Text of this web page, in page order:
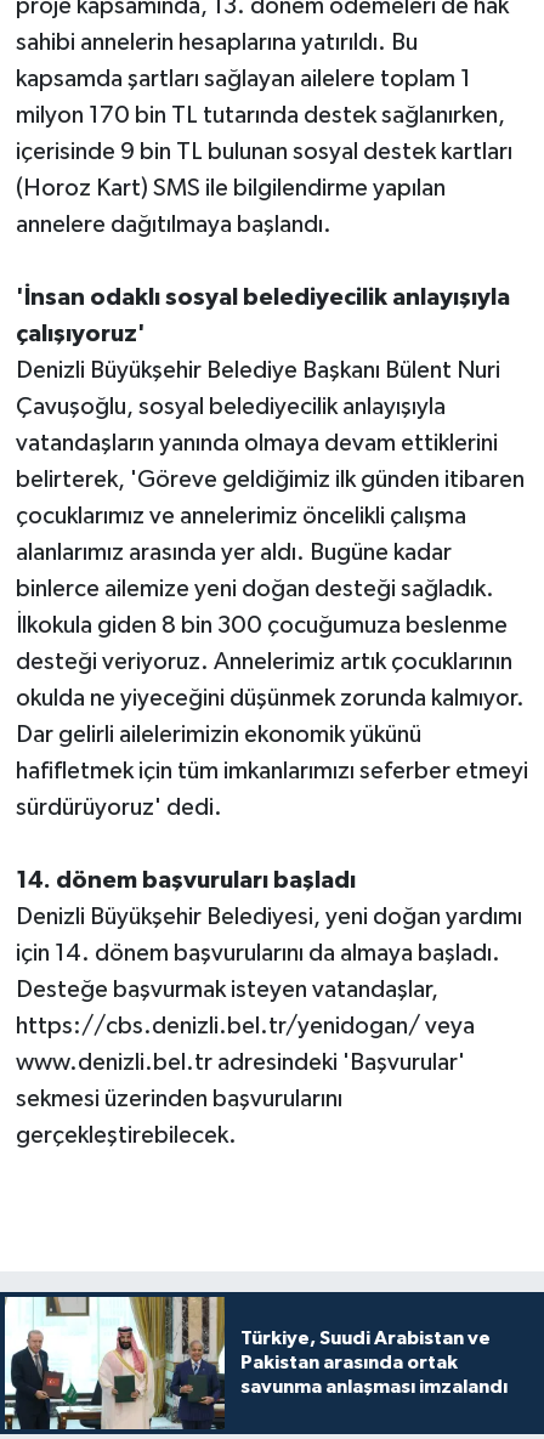
proje kapsamında, 13. dönem ödemeleri de hak
sahibi annelerin hesaplarına yatırıldı. Bu
kapsamda şartları sağlayan ailelere toplam 1
milyon 170 bin TL tutarında destek sağlanırken,
içerisinde 9 bin TL bulunan sosyal destek kartları
(Horoz Kart) SMS ile bilgilendirme yapılan
annelere dağıtılmaya başlandı.
'İnsan odaklı sosyal belediyecilik anlayışıyla
çalışıyoruz'
Denizli Büyükşehir Belediye Başkanı Bülent Nuri
Çavuşoğlu, sosyal belediyecilik anlayışıyla
vatandaşların yanında olmaya devam ettiklerini
belirterek, 'Göreve geldiğimiz ilk günden itibaren
çocuklarımız ve annelerimiz öncelikli çalışma
alanlarımız arasında yer aldı. Bugüne kadar
binlerce ailemize yeni doğan desteği sağladık.
İlkokula giden 8 bin 300 çocuğumuza beslenme
desteği veriyoruz. Annelerimiz artık çocuklarının
okulda ne yiyeceğini düşünmek zorunda kalmıyor.
Dar gelirli ailelerimizin ekonomik yükünü
hafifletmek için tüm imkanlarımızı seferber etmeyi
sürdürüyoruz' dedi.
14. dönem başvuruları başladı
Denizli Büyükşehir Belediyesi, yeni doğan yardımı
için 14. dönem başvurularını da almaya başladı.
Desteğe başvurmak isteyen vatandaşlar,
https://cbs.denizli.bel.tr/yenidogan/ veya
www.denizli.bel.tr adresindeki 'Başvurular'
sekmesi üzerinden başvurularını
gerçekleştirebilecek.
Türkiye, Suudi Arabistan ve
Pakistan arasında ortak
savunma anlaşması imzalandı